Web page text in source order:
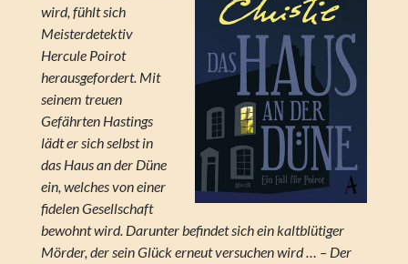
wird, fühlt sich
Meisterdetektiv
Hercule Poirot
herausgefordert. Mit
seinem treuen
Gefährten Hastings
lädt er sich selbst in
das Haus an der Düne
ein, welches von einer
fidelen Gesellschaft
bewohnt wird. Darunter befindet sich ein kaltblütiger
Mörder, der sein Glück erneut versuchen wird … – Der